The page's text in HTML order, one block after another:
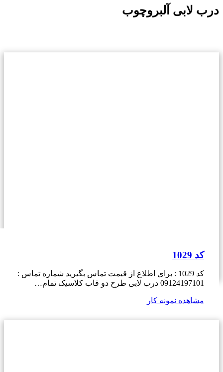
درب لابی آلبروچوب
کد 1029
کد 1029 : برای اطلاع از قیمت تماس بگیرید شماره تماس :
09124197101 درب لابی طرح دو قاب کلاسیک تمام…
مشاهده نمونه کار